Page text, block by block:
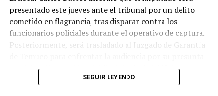
Además, la Unidad Regional de Alerta Temprana
continuará monitoreando los puntos críticos y
coordinando las acciones de respuesta y rehabilitación.
Entre las recomendaciones emitidas se encuentra el
monitoreo constante de los cursos de agua, el uso de
presentado este jueves ante el tribunal por un delito
cometido en flagrancia, tras disparar contra los
funcionarios policiales durante el operativo de captura.
Posteriormente, será trasladado al Juzgado de Garantía
participación en el homicidio del suboficial Naín.
SEGUIR LEYENDO